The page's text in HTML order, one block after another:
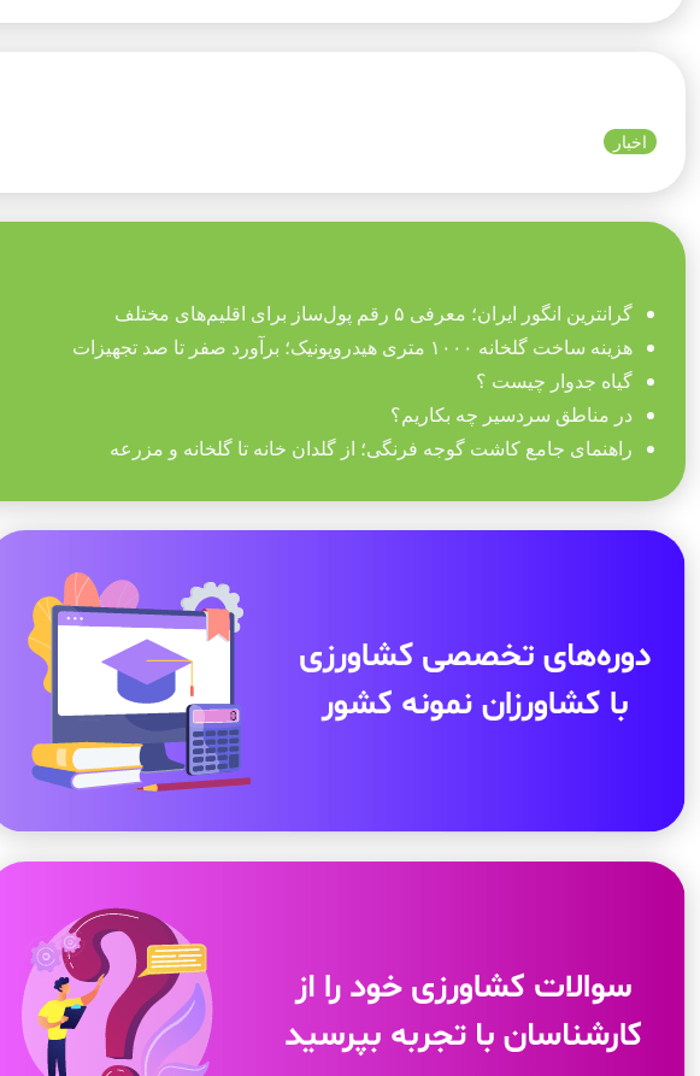
اخبار
گرانترین انگور ایران؛ معرفی ۵ رقم پول‌ساز برای اقلیم‌های مختلف
هزینه ساخت گلخانه ۱۰۰۰ متری هیدروپونیک؛ برآورد صفر تا صد تجهیزات
گیاه جدوار چیست ؟
در مناطق سردسیر چه بکاریم؟
راهنمای جامع کاشت گوجه فرنگی؛ از گلدان خانه تا گلخانه و مزرعه